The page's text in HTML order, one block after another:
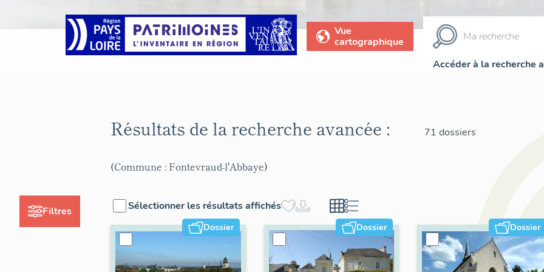
Vue
cartographique
Accéder à la recherche
Filtres
Résultats de la recherche avancée : 71 dossiers
(Commune : Fontevraud-l'Abbaye)
Sélectionner les résultats affichés
Dossier Dossier Dossier